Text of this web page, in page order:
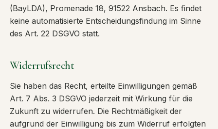
(BayLDA), Promenade 18, 91522 Ansbach. Es findet
keine automatisierte Entscheidungsfindung im Sinne
des Art. 22 DSGVO statt.
Widerrufsrecht
Sie haben das Recht, erteilte Einwilligungen gemäß
Art. 7 Abs. 3 DSGVO jederzeit mit Wirkung für die
Zukunft zu widerrufen. Die Rechtmäßigkeit der
aufgrund der Einwilligung bis zum Widerruf erfolgten